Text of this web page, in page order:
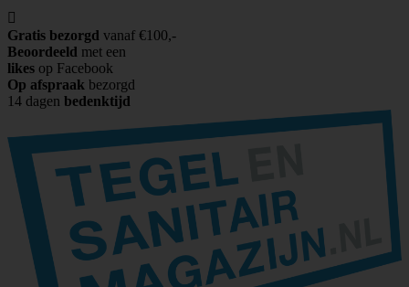

Gratis bezorgd vanaf €100,-
Beoordeeld met een
likes op Facebook
Op afspraak bezorgd
14 dagen bedenktijd